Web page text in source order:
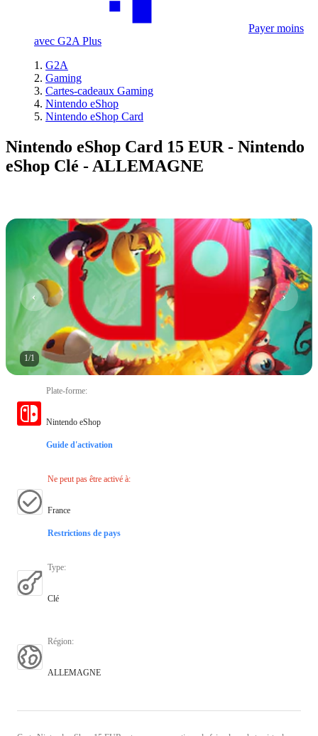
Payer moins
avec G2A Plus
G2A
Gaming
Cartes-cadeaux Gaming
Nintendo eShop
Nintendo eShop Card
Nintendo eShop Card 15 EUR - Nintendo
eShop Clé - ALLEMAGNE
1/1
Plate-forme:
Nintendo eShop
Guide d'activation
Ne peut pas être activé à:
France
Restrictions de pays
Type:
Clé
Région:
ALLEMAGNE